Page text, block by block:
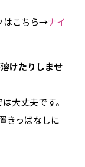
はこちら→ナイ
けたりしませ
大丈夫です。
きっぱなしに